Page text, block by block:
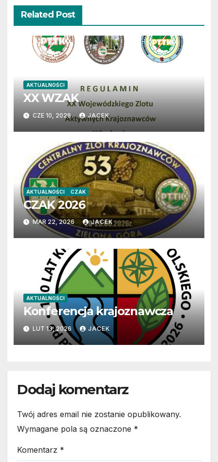
Related Post
AKTUALNOŚCI
XX WZAK
CZE 10, 2026 JACEK
AKTUALNOŚCI CZAK
CZAK 2026
MAR 22, 2026 JACEK
AKTUALNOŚCI
Konferencja krajoznawcza
LUT 13, 2026 JACEK
Dodaj komentarz
Twój adres email nie zostanie opublikowany.
Wymagane pola są oznaczone *
Komentarz *